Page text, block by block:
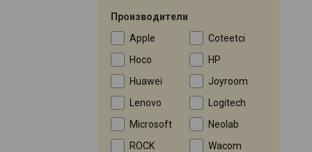
Производители
Apple
Coteetci
Hoco
HP
Huawei
Joyroom
Lenovo
Logitech
Microsoft
Neolab
ROCK
Wacom